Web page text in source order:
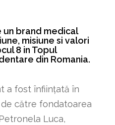
un brand medical
misiune si valori
8 in Topul
din Romania.
a fost înființată în
de către fondatoarea
Luca,